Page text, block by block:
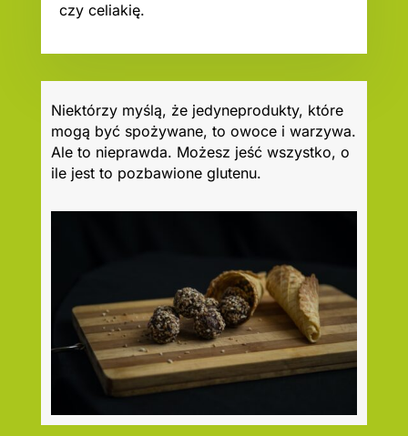
czy celiakię.
Niektórzy myślą, że jedyneprodukty, które
mogą być spożywane, to owoce i warzywa.
Ale to nieprawda. Możesz jeść wszystko, o
ile jest to pozbawione glutenu.